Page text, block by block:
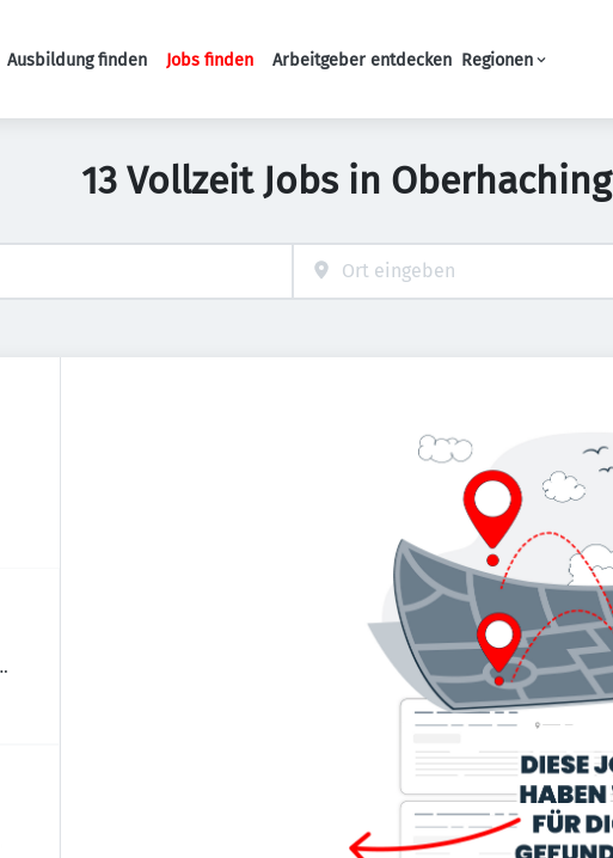
Haupt-Navigation
Ausbildung finden Jobs finden Arbeitgeber entdecken Regionen
13 Vollzeit Jobs in Oberhaching